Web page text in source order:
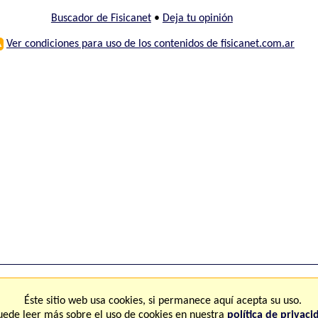
Buscador de Fisicanet• Deja tu opinión
Ver condiciones para uso de los contenidos de fisicanet.com.ar
Éste sitio web usa cookies, si permanece aquí acepta su uso.
leer más sobre el uso de cookies en nuestra política de